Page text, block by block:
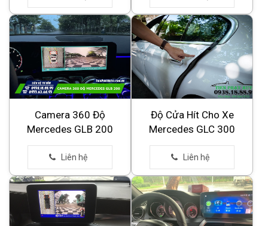
Camera 360 Độ
Mercedes GLB 200
Độ Cửa Hít Cho Xe
Mercedes GLC 300